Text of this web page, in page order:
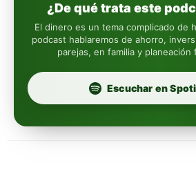
Insignia Life
Profuturo
¿De qué trata este
El dinero es un tema complicado de
podcast hablaremos de ahorro,
parejas, en familia y planeación
Escuchar en